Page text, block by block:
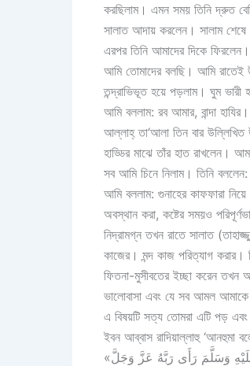
করছিলাম। এমন সময় তিনি দ্রুত
সালাত আদায় করলেন। সালাম
এরপর তিনি আমাদের দিকে
আমি তোমাদের বলছি। আমি রাতেই
তন্দ্রাভিভূত হয়ে পড়লাম। ঘুম ভারী
আমি বললাম: রব আমার, বান্দা
আল্লাহ্ তা‘আলা তিন বার
হাড্ডির মাঝে তাঁর হাত রাখলেন।
সব আমি চিনে নিলাম। তিনি
আমি বললাম: গুনাহের কাফফারা
অবস্থান করা, কষ্টের সময়ও
নিদ্রামগ্ন তখন রাতে সালাত
কাজের। মন্দ কাজ পরিত্যাগ
ফিতনা-মুসীবতের ইচ্ছা করেন তখন
ভালোবাসা এবং যে সব আমল
এ বিষয়টি সত্য তোমরা এটি পড়
ইবন আব্বাস রাদিয়াল্লাহু ‘আনহুমা